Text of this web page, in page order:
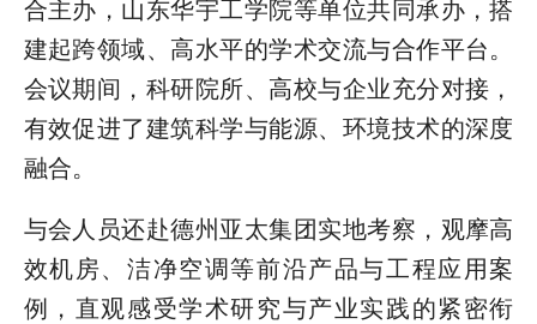
合主办，山东华宇工学院等单位共同承办，搭
建起跨领域、高水平的学术交流与合作平台。
会议期间，科研院所、高校与企业充分对接，
有效促进了建筑科学与能源、环境技术的深度
融合。
与会人员还赴德州亚太集团实地考察，观摩高
效机房、洁净空调等前沿产品与工程应用案
例，直观感受学术研究与产业实践的紧密衔